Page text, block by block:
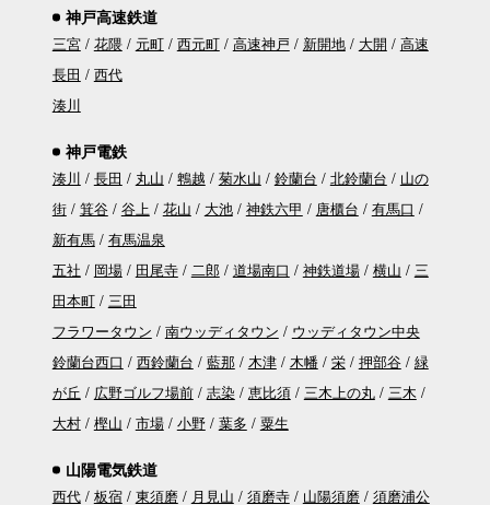
神戸高速鉄道
三宮 花隈 元町 西元町 高速神戸 新開地 大開
高速
長田
西代
湊川
神戸電鉄
湊川 長田 丸山 鵯越 菊水山 鈴蘭台 北鈴蘭台
山の
街
箕谷 谷上 花山 大池 神鉄六甲 唐櫃台
有馬口
新有馬
有馬温泉
五社
岡場 田尾寺 二郎 道場南口 神鉄道場 横山
三
田本町
三田
フラワータウン
南ウッディタウン
ウッディタウン中央
鈴蘭台西口
西鈴蘭台 藍那 木津 木幡 栄 押部谷
緑
が丘
広野ゴルフ場前 志染 恵比須 三木上の丸
三木
大村
樫山 市場 小野 葉多 粟生
山陽電気鉄道
西代 板宿 東須磨 月見山 須磨寺 山陽須磨
須磨浦公